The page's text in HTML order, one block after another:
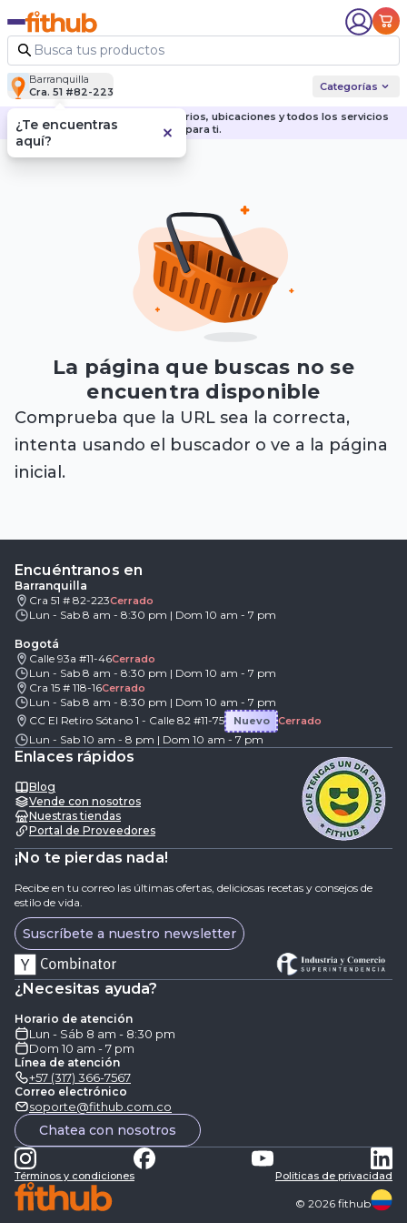
Barranquilla
Cra. 51 #82-223
Categorías
Descubre nuestras sedes, horarios, ubicaciones y todos los servicios
para ti.
La página que buscas no se
encuentra disponible
Comprueba que la URL sea la correcta,
intenta usando el buscador o ve a la página
inicial.
Encuéntranos en
Barranquilla
Cra 51 # 82-223Cerrado
Lun - Sab 8 am - 8:30 pm | Dom 10 am - 7 pm
Bogotá
Calle 93a #11-46Cerrado
Lun - Sab 8 am - 8:30 pm | Dom 10 am - 7 pm
Cra 15 # 118-16Cerrado
Lun - Sab 8 am - 8:30 pm | Dom 10 am - 7 pm
CC El Retiro Sótano 1 - Calle 82 #11-75
Nuevo Cerrado
Lun - Sab 10 am - 8 pm | Dom 10 am - 7 pm
Enlaces rápidos
Blog
Vende con nosotros
Nuestras tiendas
Portal de Proveedores
¡No te pierdas nada!
Recibe en tu correo las últimas ofertas, deliciosas recetas y consejos de
estilo de vida.
Suscríbete a nuestro newsletter
¿Necesitas ayuda?
Horario de atención
Lun - Sáb 8 am - 8:30 pm
Dom 10 am - 7 pm
Línea de atención
+57 (317) 366-7567
Correo electrónico
soporte@fithub.com.co
Chatea con nosotros
Términos y condiciones Politicas de privacidad
© 2026 fithub
¿Te encuentras
aquí?